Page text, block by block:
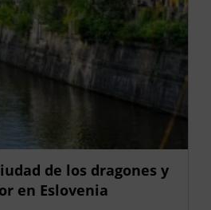
de los dragones y
en Eslovenia